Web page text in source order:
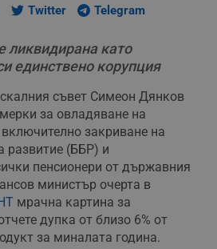
Twitter Telegram
ликвидирана като
единствено корупция
съвет Симеон Дянков
за овладяване на
закриване на
развитие (ББР) и
пенсионери от държавния
министър очерта в
мрачна картина за
дупка от близо 6% от
за миналата година.